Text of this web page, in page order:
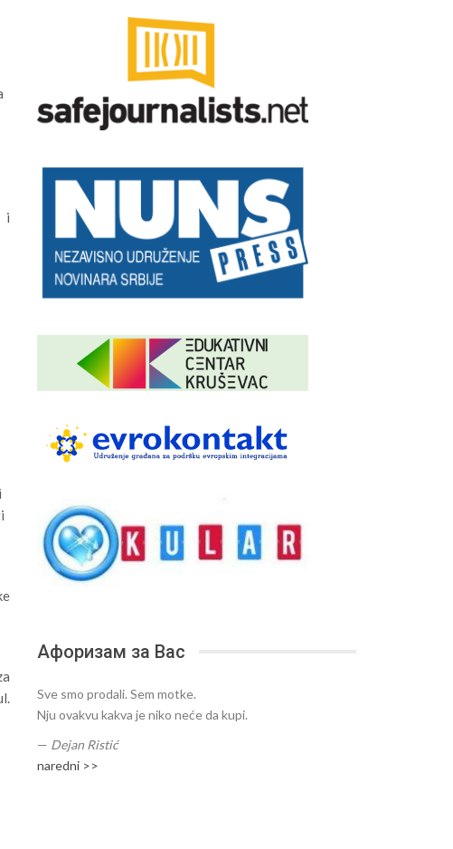
i
Афоризам за Вас
Sve smo prodali. Sem motke.
Nju ovakvu kakva je niko neće da kupi.
— Dejan Ristić
naredni >>